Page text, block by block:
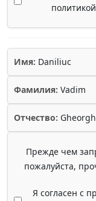
Имя: Daniliuc
Фамилия: Vadim
Отчество:
Прежде чем
пожалуйста,
Я согласен с